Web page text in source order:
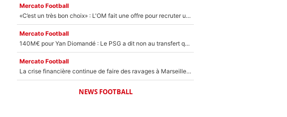
Mercato Football
«C’est un très bon choix» : L'OM fait une offre pour recruter un ancien joueur du PSG... et c'est validé dans l'After Foot !
Mercato Football
140M€ pour Yan Diomandé : Le PSG a dit non au transfert qui bat tous les records sur le mercato
Mercato Football
La crise financière continue de faire des ravages à Marseille : L’OM a placé 12 joueurs sur le marché des transferts… et ça pourrait lui rapporter près de 100M€ !
NEWS FOOTBALL